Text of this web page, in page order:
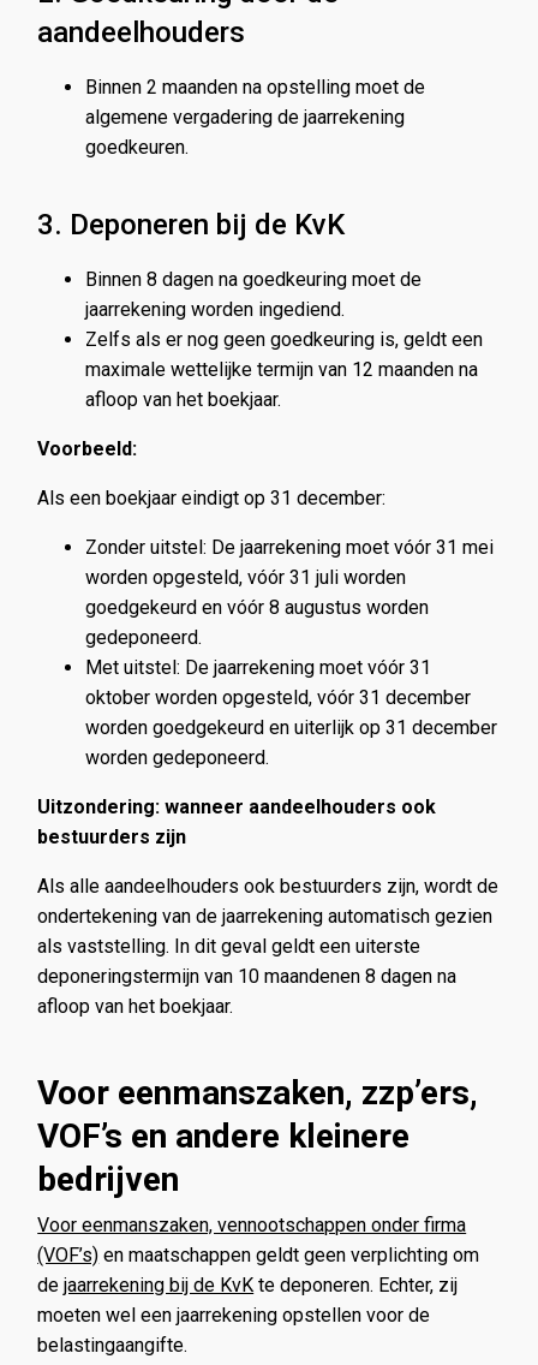
aandeelhouders
Binnen 2 maanden na opstelling moet de
algemene vergadering de jaarrekening
goedkeuren.
3. Deponeren bij de KvK
Binnen 8 dagen na goedkeuring moet de
jaarrekening worden ingediend.
Zelfs als er nog geen goedkeuring is, geldt een
maximale wettelijke termijn van 12 maanden na
afloop van het boekjaar.
Voorbeeld:
Als een boekjaar eindigt op 31 december:
Zonder uitstel: De jaarrekening moet vóór 31 mei
worden opgesteld, vóór 31 juli worden
goedgekeurd en vóór 8 augustus worden
gedeponeerd.
Met uitstel: De jaarrekening moet vóór 31
oktober worden opgesteld, vóór 31 december
worden goedgekeurd en uiterlijk op 31 december
worden gedeponeerd.
Uitzondering: wanneer aandeelhouders ook
bestuurders zijn
Als alle aandeelhouders ook bestuurders zijn, wordt de
ondertekening van de jaarrekening automatisch gezien
als vaststelling. In dit geval geldt een uiterste
deponeringstermijn van 10 maandenen 8 dagen na
afloop van het boekjaar.
Voor eenmanszaken, zzp’ers,
VOF’s en andere kleinere
bedrijven
Voor eenmanszaken, vennootschappen onder firma
(VOF’s) en maatschappen geldt geen verplichting om
dejaarrekening bij de KvK te deponeren. Echter, zij
moeten wel een jaarrekening opstellen voor de
belastingaangifte.